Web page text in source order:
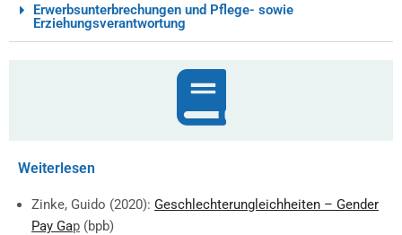
Erwerbsunterbrechungen und Pflege- sowie
Erziehungsverantwortung
Weiterlesen
Zinke, Guido (2020): Geschlechterungleichheiten – Gender
Pay Gap (bpb)